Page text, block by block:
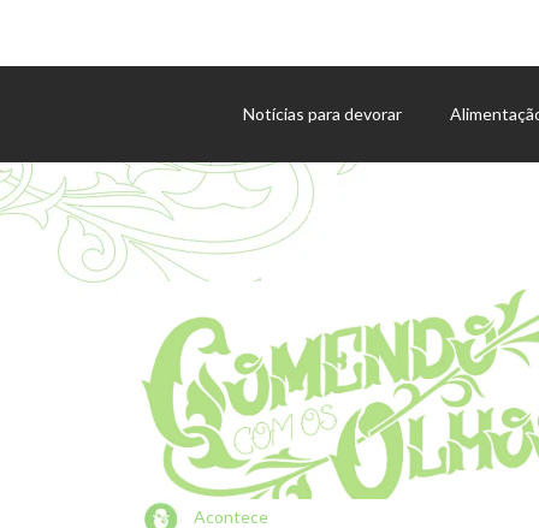
Notícias para devorar
Agenda de eventos
Acontece